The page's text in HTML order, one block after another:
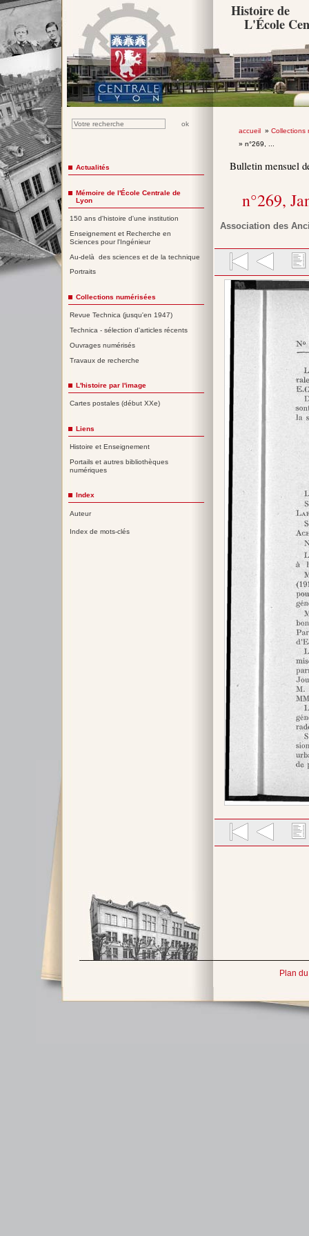
Histoire de
L'École
accueil» Collections
» n°269, ...
Bulletin mensuel
n°269,
Association des
Actualités
Mémoire de l'École Centrale de
Lyon
150 ans d'histoire d'une institution
Enseignement et Recherche en
Sciences pour l'Ingénieur
Au-delà des sciences et de la technique
Portraits
Collections numérisées
Revue Technica (jusqu'en 1947)
Technica - sélection d'articles récents
Ouvrages numérisés
Travaux de recherche
L'histoire par l'image
Cartes postales (début XXe)
Liens
Histoire et Enseignement
Portails et autres bibliothèques
numériques
Index
Auteur
Index de mots-clés
Plan